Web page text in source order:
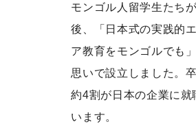
モンゴル人留学生たち
後、「日本式の実践的
ア教育をモンゴルでも
思いで設立しました。
約4割が日本の企業に就
います。